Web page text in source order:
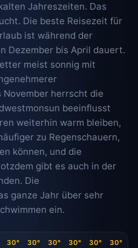
Jahreszeiten. Das
Die beste Reisezeit für
ist während der
Dezember bis April dauert.
meist sonnig mit
herrscht die
beeinflusst
weiterhin warm bleiben,
zu Regenschauern,
können, und die
gibt es auch in der
Die
ganze Jahr über sehr
ein.
30° 30° 30° 30° 30° 30°